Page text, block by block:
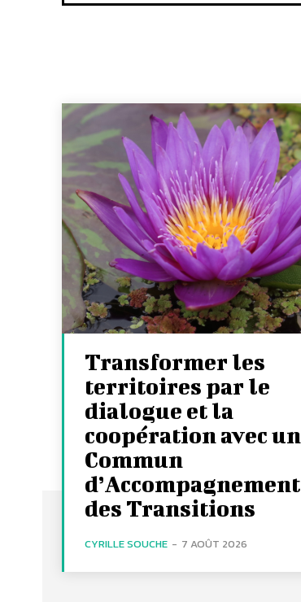
Transformer les
territoires par le
dialogue et la
coopération avec un
Commun
d’Accompagnement
des Transitions
CYRILLE SOUCHE - 7 AOÛT 2026